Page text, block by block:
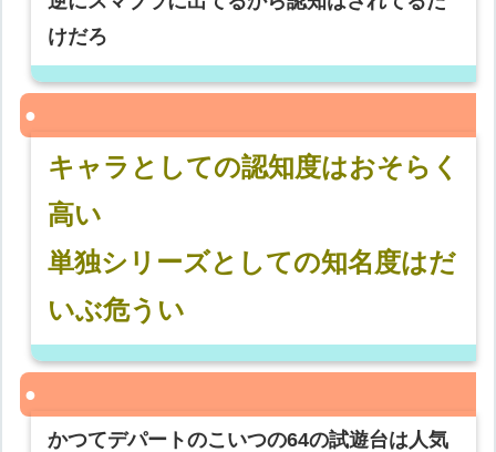
けだろ
キャラとしての認知度はおそらく
高い
単独シリーズとしての知名度はだ
いぶ危うい
かつてデパートのこいつの64の試遊台は人気